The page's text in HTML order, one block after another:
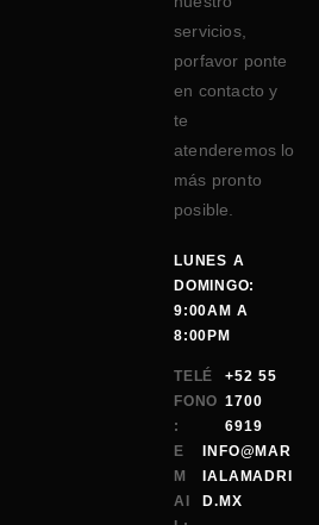
servicios,
porfavor ponte
en contacto y
te
atenderemos lo
más pronto
posible.
LUNES A
DOMINGO:
9:00AM A
8:00PM
TELÉ
FONO
:
+52 55
1700
6919
E
M
AI
INFO@MAR
IALAMADRI
D.MX